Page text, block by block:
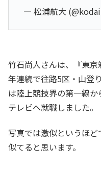
— 松浦航大
竹石尚人さんは、『東
年連続で往路5区・山登
は陸上競技界の第一線
テレビへ就職しました。
写真では激似というほ
似てると思います。